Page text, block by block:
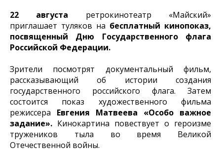
22 августа ретрокинотеатр «Майский»
приглашает туляков на бесплатный кинопоказ,
посвященный Дню Государственного флага
Российской Федерации.
Зрители посмотрят документальный фильм,
рассказывающий об истории создания
государственного российского флага. Затем
состоится показ художественного фильма
режиссера Евгения Матвеева «Особо важное
задание». Кинокартина повествует о героизме
тружеников тыла во время Великой
Отечественной войны.